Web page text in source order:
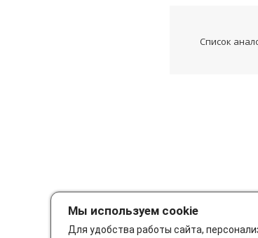
Список
Мы используем cookie
Для удобства работы сайта,